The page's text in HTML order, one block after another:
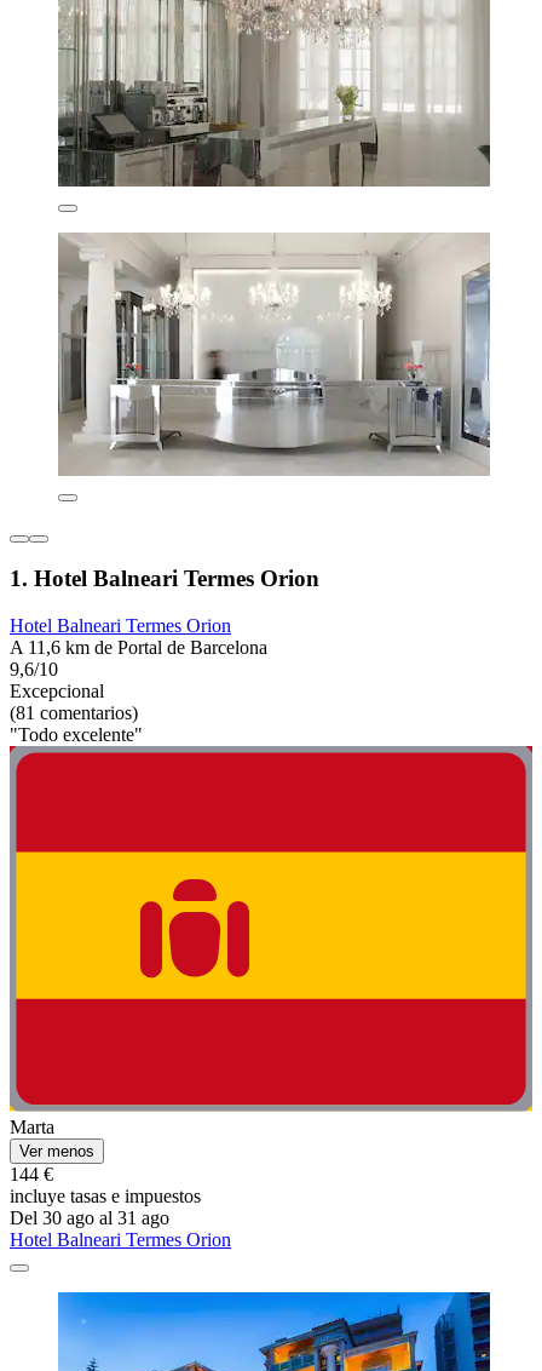
1. Hotel Balneari Termes Orion
Hotel Balneari Termes Orion
A 11,6 km de Portal de Barcelona
9,6/10
Excepcional
(81 comentarios)
"Todo excelente"
Marta
Ver menos
144 €
incluye tasas e impuestos
Del 30 ago al 31 ago
Hotel Balneari Termes Orion